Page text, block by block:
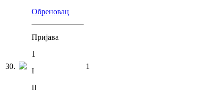
30.
Обреновац
Пријава
1
I
II
1